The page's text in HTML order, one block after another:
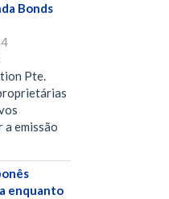
Bonds
Pte.
a emissão
enquanto